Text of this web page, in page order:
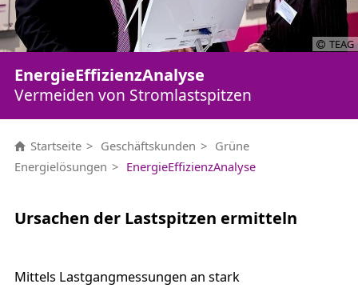
TEAG
EnergieEffizienzAnalyse
Vermeiden von Stromlastspitzen
Startseite Geschäftskunden
Grüne
Energielösungen
EnergieEffizienzAnalyse
Ursachen der Lastspitzen ermitteln
Mittels Lastgangmessungen an stark